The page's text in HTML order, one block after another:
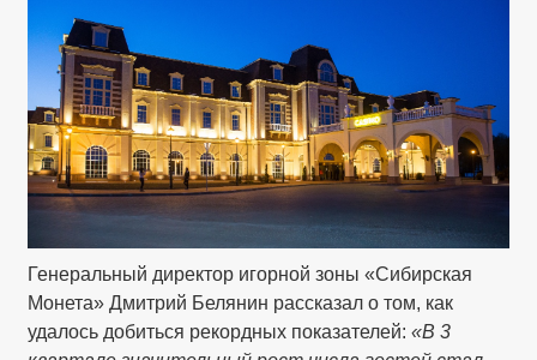
Генеральный директор игорной зоны «Сибирская
Монета» Дмитрий Белянин рассказал о том, как
удалось добиться рекордных показателей:«В 3